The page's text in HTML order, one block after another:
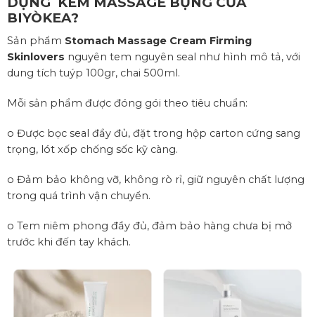
BIYÒKEA?
Sản phẩm Stomach Massage Cream Firming
Skinlovers nguyên tem nguyên seal như hình mô tả, với
dung tích tuýp 100gr, chai 500ml.
Mỗi sản phẩm được đóng gói theo tiêu chuẩn:
o Được bọc seal đầy đủ, đặt trong hộp carton cứng sang
trọng, lót xốp chống sốc kỹ càng.
o Đảm bảo không vỡ, không rò rỉ, giữ nguyên chất lượng
trong quá trình vận chuyển.
o Tem niêm phong đầy đủ, đảm bảo hàng chưa bị mở
trước khi đến tay khách.